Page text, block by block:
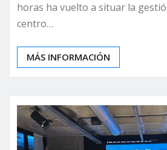
horas ha vuelto a situar la
centro…
MÁS INFORMACIÓN